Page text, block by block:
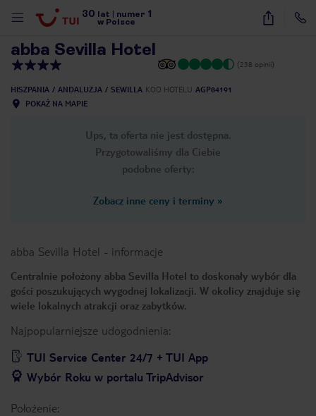
30 lat numer 1
w Polsce
39
abba Sevilla Hotel
(238 opinii)
HISZPANIA ANDALUZJA SEWILLA KOD HOTELU AGP84191
POKAŻ NA MAPIE
Ups, ta oferta nie jest dostępna.
Przygotowaliśmy dla Ciebie
podobne oferty:
Zobacz inne ceny i terminy »
abba Sevilla Hotel - informacje
Centralnie położony abba Sevilla Hotel to doskonały wybór dla
gości poszukujących wygodnej lokalizacji. W okolicy znajduje się
wiele lokalnych atrakcji oraz zabytków.
Najpopularniejsze udogodnienia:
TUI Service Center 24/7 + TUI App
Wybór Roku w portalu TripAdvisor
Położenie: